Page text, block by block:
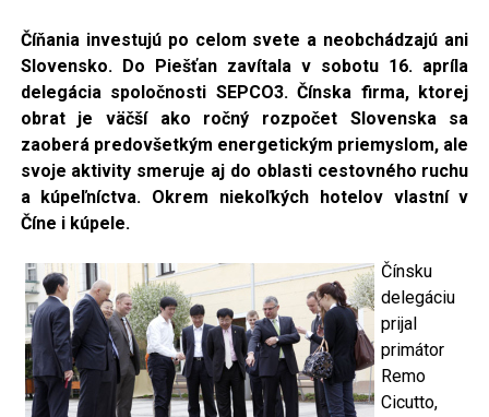
Číňania investujú po celom svete a neobchádzajú ani
Slovensko. Do Piešťan zavítala v sobotu 16. apríla
delegácia spoločnosti SEPCO3. Čínska firma, ktorej
obrat je väčší ako ročný rozpočet Slovenska sa
zaoberá predovšetkým energetickým priemyslom, ale
svoje aktivity smeruje aj do oblasti cestovného ruchu
a kúpeľníctva. Okrem niekoľkých hotelov vlastní v
Číne i kúpele.
Čínsku
delegáciu
prijal
primátor
Remo
Cicutto,